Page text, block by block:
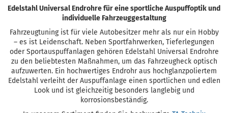
Edelstahl Universal Endrohre für eine sportliche Auspuffoptik und
individuelle Fahrzeuggestaltung
Fahrzeugtuning ist für viele Autobesitzer mehr als nur ein Hobby
– es ist Leidenschaft. Neben Sportfahrwerken, Tieferlegungen
oder Sportauspuffanlagen gehören Edelstahl Universal Endrohre
zu den beliebtesten Maßnahmen, um das Fahrzeugheck optisch
aufzuwerten. Ein hochwertiges Endrohr aus hochglanzpoliertem
Edelstahl verleiht der Auspuffanlage einen sportlichen und edlen
Look und ist gleichzeitig besonders langlebig und
korrosionsbeständig.